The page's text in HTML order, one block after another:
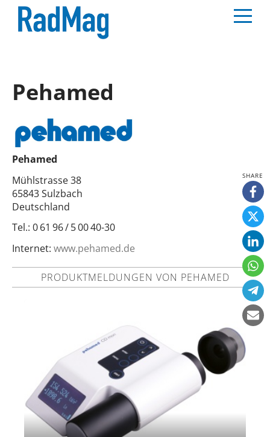
Pehamed
Pehamed
Mühlstrasse 38
65843 Sulzbach
Deutschland
Tel.: 0 61 96 / 5 00 40-30
Internet: www.pehamed.de
PRODUKTMELDUNGEN VON PEHAMED